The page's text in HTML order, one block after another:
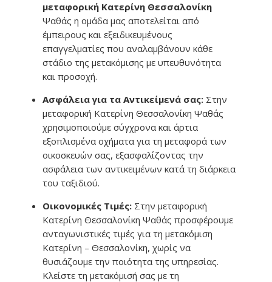
μεταφορική Κατερίνη Θεσσαλονίκη
Ψαθάς η ομάδα μας αποτελείται από
έμπειρους και εξειδικευμένους
επαγγελματίες που αναλαμβάνουν κάθε
στάδιο της μετακόμισης με υπευθυνότητα
και προσοχή.
Ασφάλεια για τα Αντικείμενά σας: Στην
μεταφορική Κατερίνη Θεσσαλονίκη Ψαθάς
χρησιμοποιούμε σύγχρονα και άρτια
εξοπλισμένα οχήματα για τη μεταφορά των
οικοσκευών σας, εξασφαλίζοντας την
ασφάλεια των αντικειμένων κατά τη διάρκεια
του ταξιδιού.
Οικονομικές Τιμές: Στην μεταφορική
Κατερίνη Θεσσαλονίκη Ψαθάς προσφέρουμε
ανταγωνιστικές τιμές για τη μετακόμιση
Κατερίνη – Θεσσαλονίκη, χωρίς να
θυσιάζουμε την ποιότητα της υπηρεσίας.
Κλείστε τη μετακόμισή σας με τη